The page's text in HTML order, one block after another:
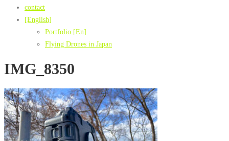
contact
[English]
Portfolio [En]
Flying Drones in Japan
IMG_8350